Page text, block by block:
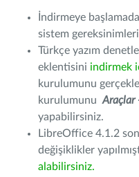
İndirmeye
sistem
Türkçe yazım
eklentisini indirmek
kurulumunu
kurulumunu Araçlar
yapabilirsiniz.
LibreOffice 4.1.2
değişiklikler
alabilirsiniz.